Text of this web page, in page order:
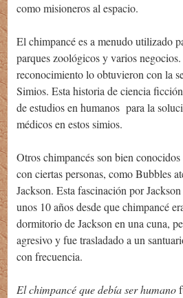
como misioneros al espacio.
El chimpancé es a menudo utilizado
parques zoológicos y varios
reconocimiento lo obtuvieron con la
Simios. Esta historia de ciencia
de estudios en humanos para la
médicos en estos simios.
Otros chimpancés son bien
con ciertas personas, como Bubbles
Jackson. Esta fascinación por
unos 10 años desde que chimpancé
dormitorio de Jackson en una cuna,
agresivo y fue trasladado a un
con frecuencia.
El chimpancé que debía ser humano